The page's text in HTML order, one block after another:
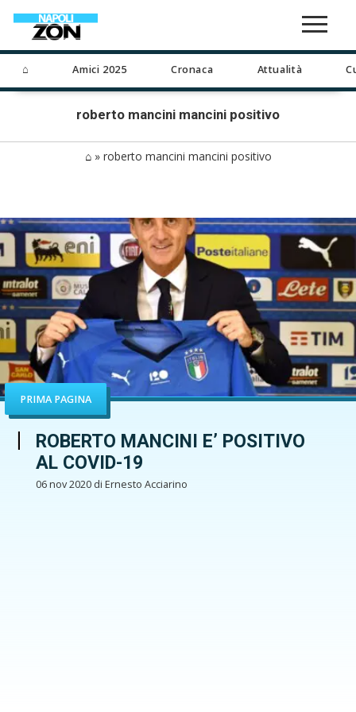
⌂ Amici 2025 Cronaca Attualità
roberto mancini mancini positivo
⌂» roberto mancini mancini positivo
PRIMA PAGINA
ROBERTO MANCINI E’ POSITIVO
AL COVID-19
06 nov 2020 di Ernesto Acciarino